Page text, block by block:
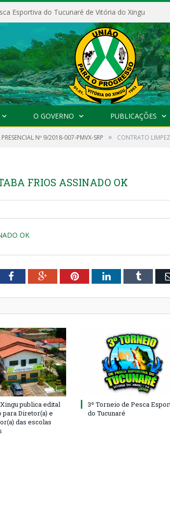
Esportiva do Tucunaré de Vitória do Xingu
O GOVERNO PUBLICAÇÕES
PRESENCIAL Nº 9/2018-007-PMVX-SRP » CONTRATO
FRIOS ASSINADO OK
OK
FacebookGoogle+PinterestLinkedInTumblr
publica edital
para Diretor(a) e
das escolas
3º Torneio de Pesca
do Tucunaré